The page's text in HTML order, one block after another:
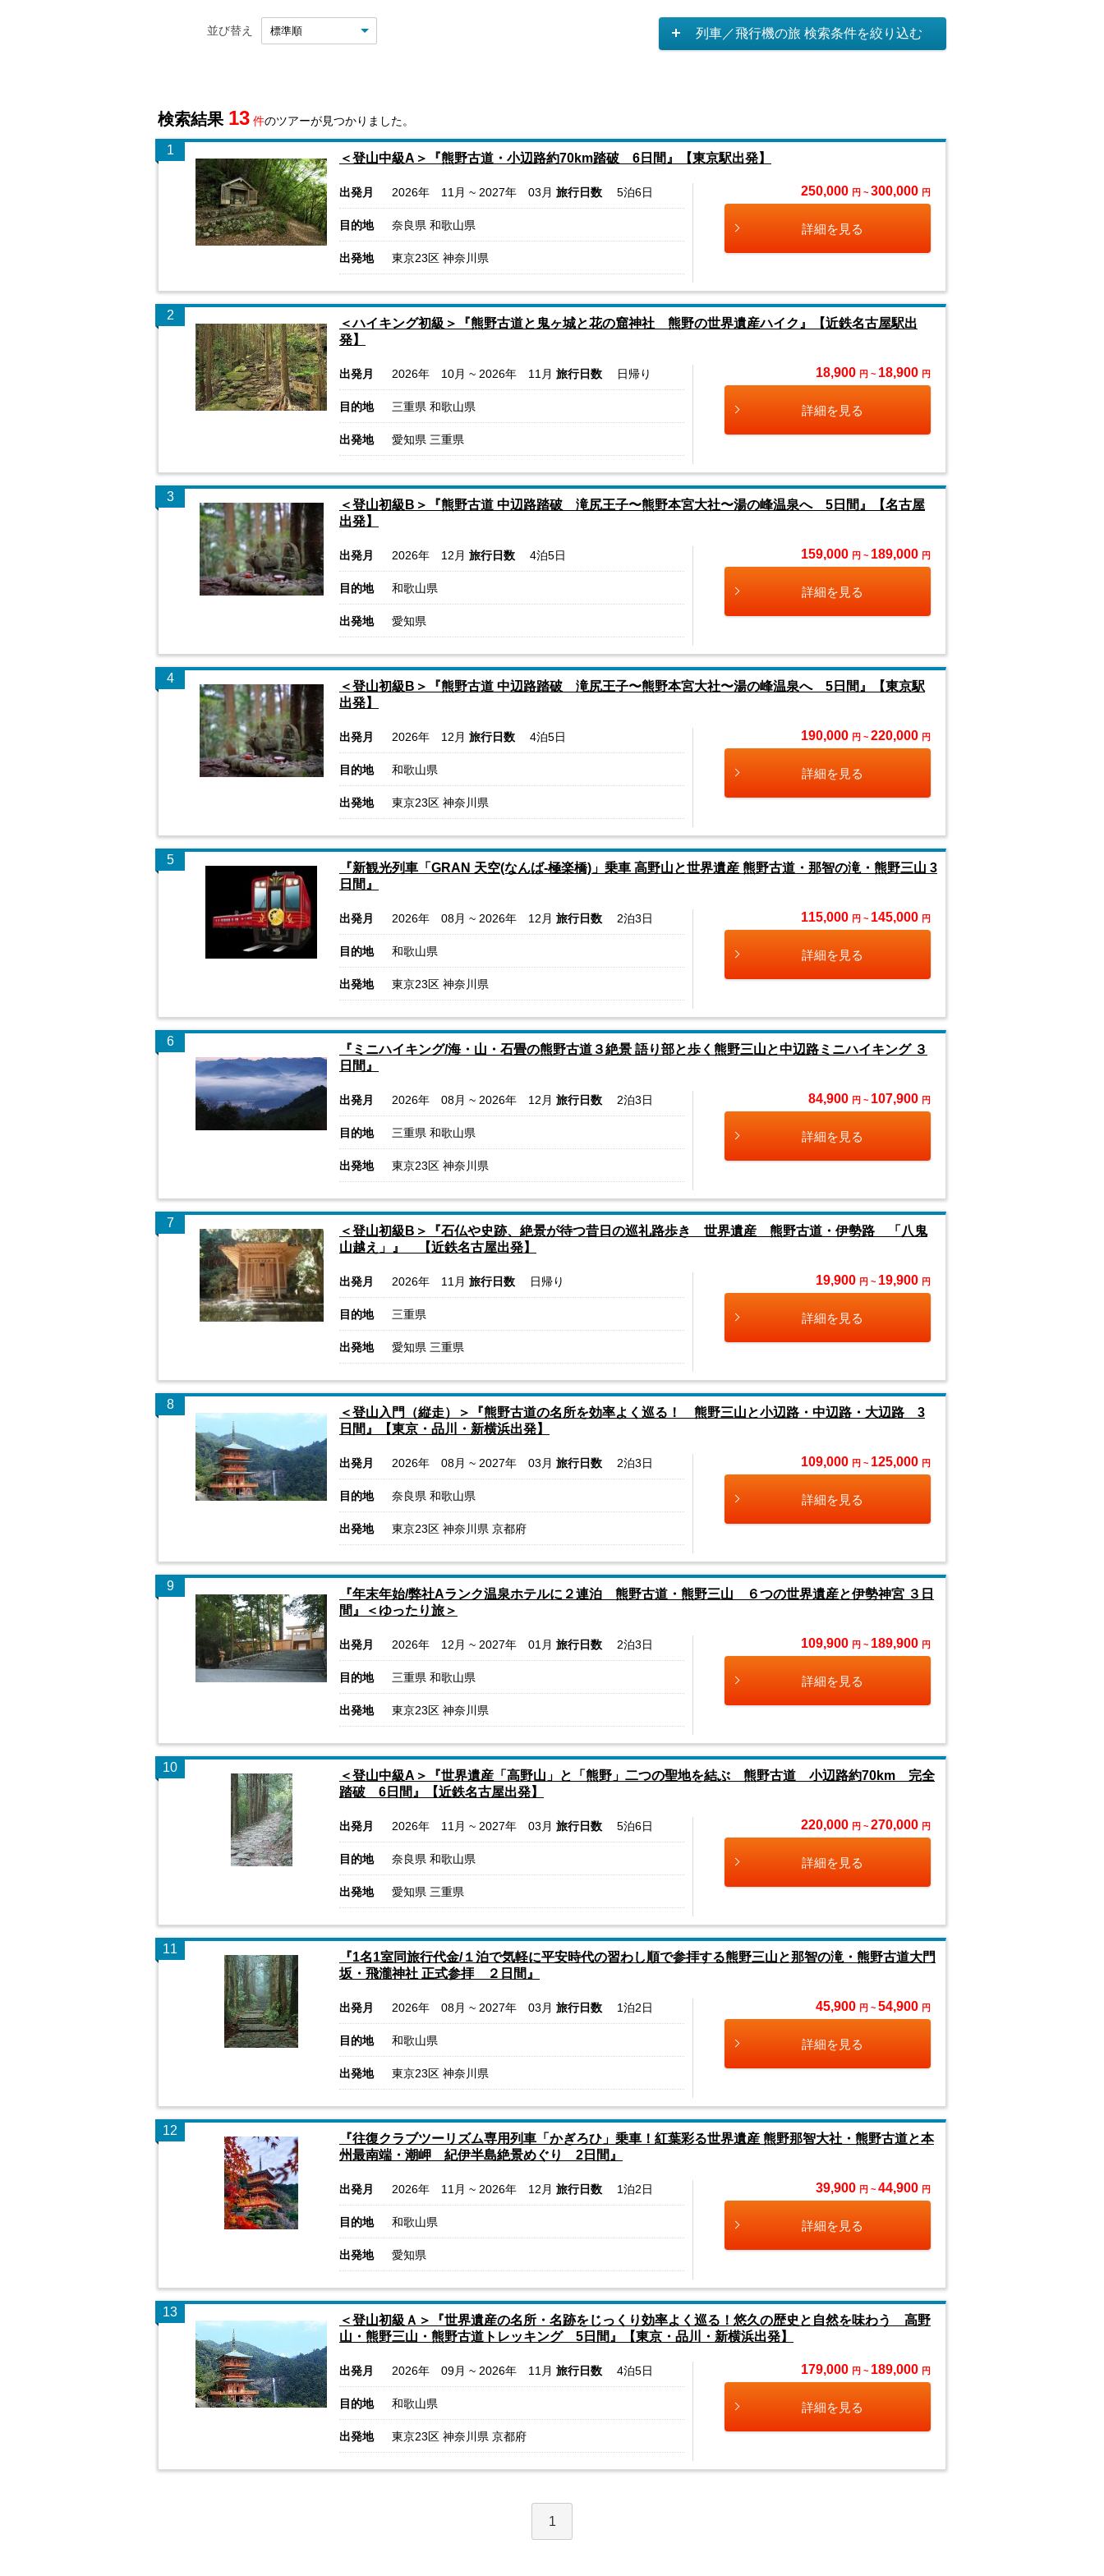
並び替え 列車／飛行機の旅 検索条件を絞り込む
検索結果 13 件のツアーが見つかりました。
1
＜登山中級A＞『熊野古道・小辺路約70km踏破 6日間』【東京駅出発】
出発月 2026年 11月 ~ 2027年 03月 旅行日数 5泊6日
目的地 奈良県 和歌山県
出発地 東京23区 神奈川県
250,000 円 ~ 300,000 円
詳細を見る
2
＜ハイキング初級＞『熊野古道と鬼ヶ城と花の窟神社 熊野の世界遺産ハイク』【近鉄名古屋駅出
発】
出発月 2026年 10月 ~ 2026年 11月 旅行日数 日帰り
目的地 三重県 和歌山県
出発地 愛知県 三重県
18,900 円 ~ 18,900 円
詳細を見る
3
＜登山初級B＞『熊野古道 中辺路踏破 滝尻王子〜熊野本宮大社〜湯の峰温泉へ 5日間』【名古屋
出発】
出発月 2026年 12月 旅行日数 4泊5日
目的地 和歌山県
出発地 愛知県
159,000 円 ~ 189,000 円
詳細を見る
4
＜登山初級B＞『熊野古道 中辺路踏破 滝尻王子〜熊野本宮大社〜湯の峰温泉へ 5日間』【東京駅
出発】
出発月 2026年 12月 旅行日数 4泊5日
目的地 和歌山県
出発地 東京23区 神奈川県
190,000 円 ~ 220,000 円
詳細を見る
5
『新観光列車「GRAN 天空(なんば-極楽橋)」乗車 高野山と世界遺産 熊野古道・那智の滝・熊野三山 3
日間』
出発月 2026年 08月 ~ 2026年 12月 旅行日数 2泊3日
目的地 和歌山県
出発地 東京23区 神奈川県
115,000 円 ~ 145,000 円
詳細を見る
6
『ミニハイキング/海・山・石畳の熊野古道３絶景 語り部と歩く熊野三山と中辺路ミニハイキング ３
日間』
出発月 2026年 08月 ~ 2026年 12月 旅行日数 2泊3日
目的地 三重県 和歌山県
出発地 東京23区 神奈川県
84,900 円 ~ 107,900 円
詳細を見る
7
＜登山初級B＞『石仏や史跡、絶景が待つ昔日の巡礼路歩き 世界遺産 熊野古道・伊勢路 「八鬼
山越え」』 【近鉄名古屋出発】
出発月 2026年 11月 旅行日数 日帰り
目的地 三重県
出発地 愛知県 三重県
19,900 円 ~ 19,900 円
詳細を見る
8
＜登山入門（縦走）＞『熊野古道の名所を効率よく巡る！ 熊野三山と小辺路・中辺路・大辺路 3
日間』【東京・品川・新横浜出発】
出発月 2026年 08月 ~ 2027年 03月 旅行日数 2泊3日
目的地 奈良県 和歌山県
出発地 東京23区 神奈川県 京都府
109,000 円 ~ 125,000 円
詳細を見る
9
『年末年始/弊社Aランク温泉ホテルに２連泊 熊野古道・熊野三山 ６つの世界遺産と伊勢神宮 ３日
間』＜ゆったり旅＞
出発月 2026年 12月 ~ 2027年 01月 旅行日数 2泊3日
目的地 三重県 和歌山県
出発地 東京23区 神奈川県
109,900 円 ~ 189,900 円
詳細を見る
10
＜登山中級A＞『世界遺産「高野山」と「熊野」二つの聖地を結ぶ 熊野古道 小辺路約70km 完全
踏破 6日間』【近鉄名古屋出発】
出発月 2026年 11月 ~ 2027年 03月 旅行日数 5泊6日
目的地 奈良県 和歌山県
出発地 愛知県 三重県
220,000 円 ~ 270,000 円
詳細を見る
11
『1名1室同旅行代金/１泊で気軽に平安時代の習わし順で参拝する熊野三山と那智の滝・熊野古道大門
坂・飛瀧神社 正式参拝 ２日間』
出発月 2026年 08月 ~ 2027年 03月 旅行日数 1泊2日
目的地 和歌山県
出発地 東京23区 神奈川県
45,900 円 ~ 54,900 円
詳細を見る
12
『往復クラブツーリズム専用列車「かぎろひ」乗車！紅葉彩る世界遺産 熊野那智大社・熊野古道と本
州最南端・潮岬 紀伊半島絶景めぐり 2日間』
出発月 2026年 11月 ~ 2026年 12月 旅行日数 1泊2日
目的地 和歌山県
出発地 愛知県
39,900 円 ~ 44,900 円
詳細を見る
13
＜登山初級Ａ＞『世界遺産の名所・名跡をじっくり効率よく巡る！悠久の歴史と自然を味わう 高野
山・熊野三山・熊野古道トレッキング 5日間』【東京・品川・新横浜出発】
出発月 2026年 09月 ~ 2026年 11月 旅行日数 4泊5日
目的地 和歌山県
出発地 東京23区 神奈川県 京都府
179,000 円 ~ 189,000 円
詳細を見る
1